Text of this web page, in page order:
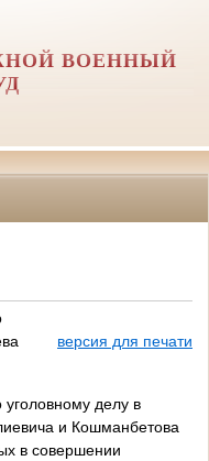
ВОЕННЫЙ
версия для печати
делу в
и Кошманбетова
в совершении